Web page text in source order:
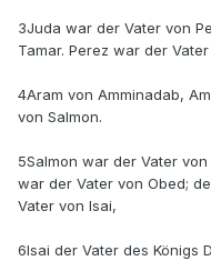
3Juda war der Vater von
Tamar. Perez war der
4Aram von Amminadab,
von Salmon.
5Salmon war der Vater
war der Vater von Obed;
Vater von Isai,
6Isai der Vater des Königs